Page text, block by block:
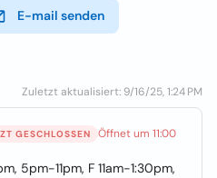
E-mail senden
Zuletzt aktualisiert: 9/16/25, 1:24 PM
GESCHLOSSEN Öffnet um 11:00
5pm-11pm, F 11am-1:30pm,